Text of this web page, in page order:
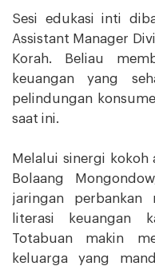
Sesi edukasi inti
Assistant Manager
Korah. Beliau
keuangan yang
pelindungan
saat ini.
Melalui sinergi kokoh
Bolaang
jaringan perbankan
literasi keuangan
Totabuan makin
keluarga yang